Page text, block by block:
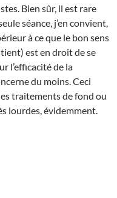
Bien sûr, il est rare
séance, j’en convient,
à ce que le bon sens
est en droit de se
l’efficacité de la
du moins. Ceci
traitements de fond ou
lourdes, évidemment.